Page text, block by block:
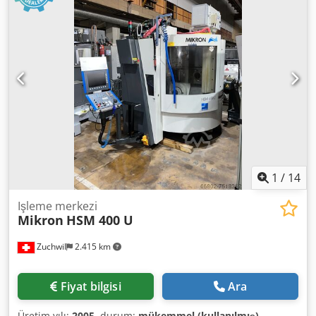
değişiklikler ve hatalar ile ara satışı saklıdır!
1 / 14
Zuchwil 2.415 km
Işleme merkezi
Mikron HSM 400 U
Fiyat bilgisi Ara